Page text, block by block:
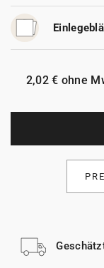
2,02 € ohne